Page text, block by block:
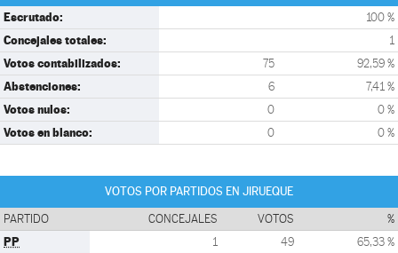
Escrutado: 100 %
Concejales totales: 1
Votos contabilizados: 75 92,59 %
Abstenciones: 6 7,41 %
Votos nulos: 0 0 %
Votos en blanco: 0 0 %
VOTOS POR PARTIDOS EN JIRUEQUE
PARTIDO CONCEJALES VOTOS %
PP 1 49 65,33 %